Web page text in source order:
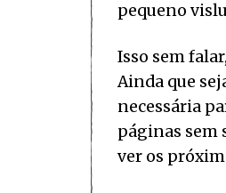
pequeno
Isso sem
Ainda que
necessária
páginas sem
ver os